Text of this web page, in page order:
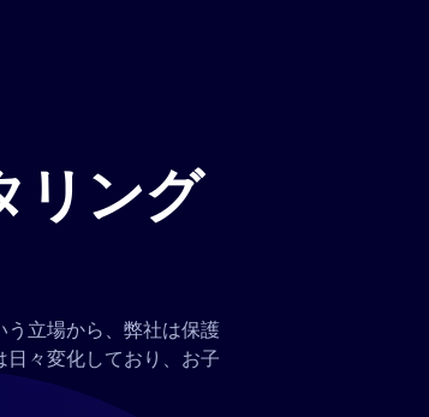
リング
立場から、弊社は保護
々変化しており、お子